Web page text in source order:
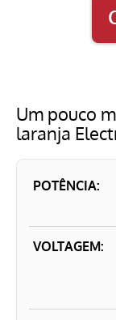
Um pouco
laranja
POTÊNCIA:
VOLTAGEM: